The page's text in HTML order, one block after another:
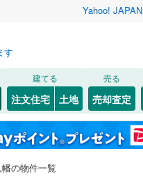
Yahoo! JAPAN
す
建てる
注文住宅 土地
売る
売却査定
幡の物件一覧
秋田 山形
千葉
(37)
南区(71)
区(37
市町大字上河内(1)
(1)
(2)
線(0)
線(0)
・築30年以上（0）
存しました
マイページから設定できます。
、八幡